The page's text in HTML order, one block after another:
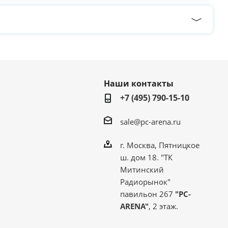
Наши контакты
+7 (495) 790-15-10
sale@pc-arena.ru
г. Москва, Пятницкое
ш. дом 18. "ТК
Митинский
Радиорынок"
павильон 267 "PC-
ARENA", 2 этаж.